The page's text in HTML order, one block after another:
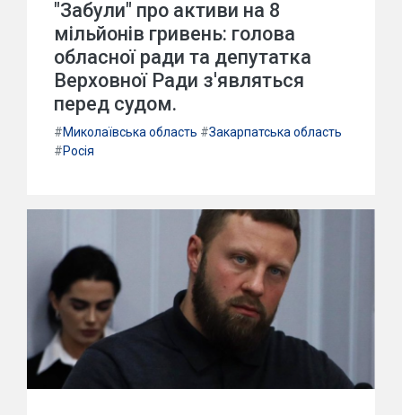
"Забули" про активи на 8
мільйонів гривень: голова
обласної ради та депутатка
Верховної Ради з'являться
перед судом.
#Миколаївська область #Закарпатська область
#Росія